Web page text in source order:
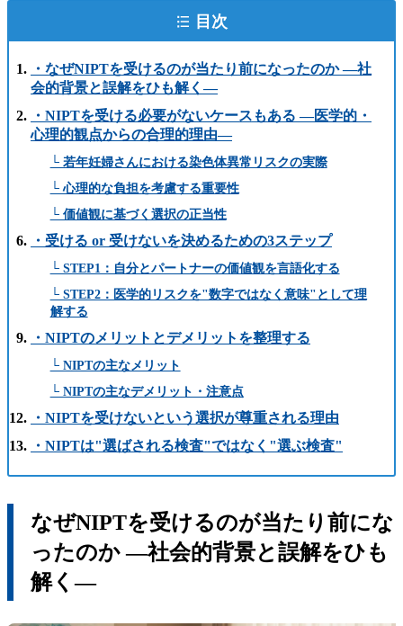
目次
・なぜNIPTを受けるのが当たり前になったのか —社
会的背景と誤解をひも解く—
・NIPTを受ける必要がないケースもある —医学的・
心理的観点からの合理的理由—
└ 若年妊婦さんにおける染色体異常リスクの実際
└ 心理的な負担を考慮する重要性
└ 価値観に基づく選択の正当性
・受ける or 受けないを決めるための3ステップ
└ STEP1：自分とパートナーの価値観を言語化する
└ STEP2：医学的リスクを"数字ではなく意味"として理
解する
・NIPTのメリットとデメリットを整理する
└ NIPTの主なメリット
└ NIPTの主なデメリット・注意点
・NIPTを受けないという選択が尊重される理由
・NIPTは"選ばされる検査"ではなく"選ぶ検査"
なぜNIPTを受けるのが当たり前にな
ったのか —社会的背景と誤解をひも
解く—